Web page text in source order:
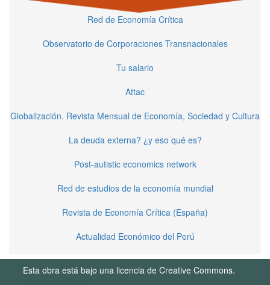
Red de Economía Crítica
Observatorio de Corporaciones Transnacionales
Tu salario
Attac
Globalización. Revista Mensual de Economía, Sociedad y Cultura
La deuda externa? ¿y eso qué es?
Post-autistic economics network
Red de estudios de la economía mundial
Revista de Economía Crítica (España)
Actualidad Económico del Perú
Esta obra está bajo una licencia de Creative Commons.